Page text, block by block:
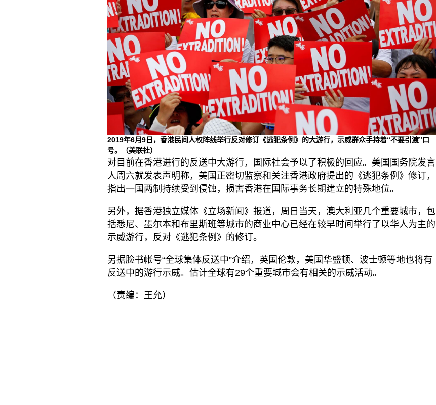
播客
显示 播客 个子部分
《亚太报道》音频
漫画
事实查核
视频
显示 视频 个子部分
亚洲很想聊
观点
专题与访谈
兵家常事
2019年6月9日，香港民间人权阵线举行反对修订《逃犯条例》的大游行，示威群众手持着“不要引渡”口
号。（美联社）
对目前在香港进行的反送中大游行，国际社会予以了积极的回应。美国国务院发言
人周六就发表声明称，美国正密切监察和关注香港政府提出的《逃犯条例》修订，
指出一国两制持续受到侵蚀，损害香港在国际事务长期建立的特殊地位。
另外，据香港独立媒体《立场新闻》报道，周日当天，澳大利亚几个重要城市，包
括悉尼、墨尔本和布里斯班等城市的商业中心已经在较早时间举行了以华人为主的
示威游行，反对《逃犯条例》的修订。
另据脸书帐号“全球集体反送中”介绍，英国伦敦，美国华盛顿、波士顿等地也将有
反送中的游行示威。估计全球有29个重要城市会有相关的示威活动。
（责编：王允）